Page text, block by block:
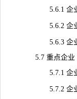
5.6.1 企业
5.6.2 企业
5.6.3 企业露
5.7 重点企业
5.7.1 企业
5.7.2 企业